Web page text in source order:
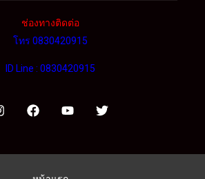
ช่องทางติดต่อ
โทร 0830420915
ID Line : 0830420915